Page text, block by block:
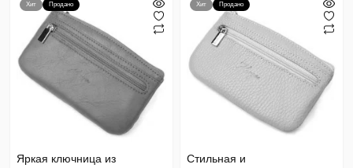
Хит Продано
Яркая ключница из
Хит Продано
Стильная и